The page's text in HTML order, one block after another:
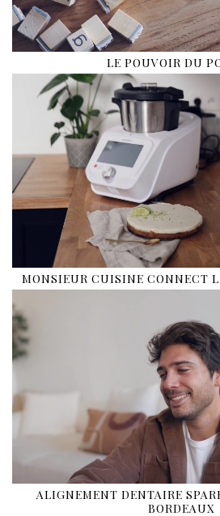
LE POUVOIR DU
MONSIEUR CUISINE CONNECT
ALIGNEMENT DENTAIRE
BORDEAUX